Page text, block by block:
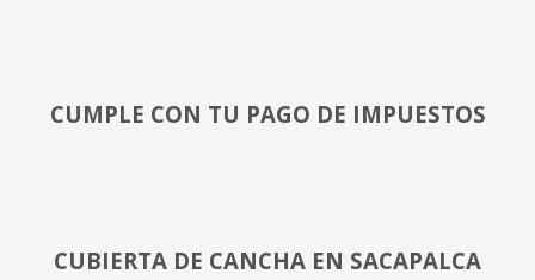
CUMPLE CON TU PAGO DE IMPUESTOS
CUBIERTA DE CANCHA EN SACAPALCA